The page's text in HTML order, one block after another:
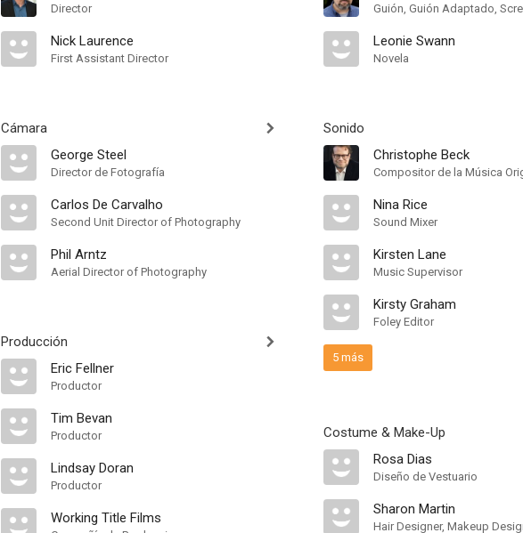
Director
Nick Laurence
First Assistant Director
Cámara
George Steel
Director de Fotografía
Carlos De Carvalho
Second Unit Director of Photography
Phil Arntz
Aerial Director of Photography
Producción
Eric Fellner
Productor
Tim Bevan
Productor
Lindsay Doran
Productor
Working Title Films
Guión, Guión Adaptado,
Leonie Swann
Novela
Sonido
Christophe Beck
Compositor de la Música
Nina Rice
Sound Mixer
Kirsten Lane
Music Supervisor
Kirsty Graham
Foley Editor
5 más
Costume & Make-Up
Rosa Dias
Diseño de Vestuario
Sharon Martin
Hair Designer, Makeup